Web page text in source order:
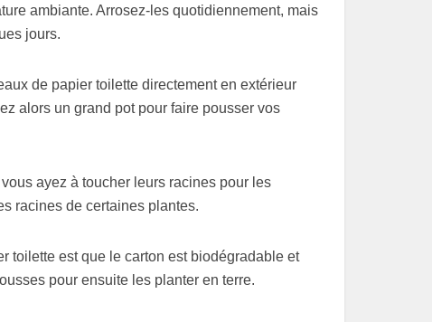
ambiante. Arrosez-les quotidiennement, mais
jours.
de papier toilette directement en extérieur
alors un grand pot pour faire pousser vos
ayez à toucher leurs racines pour les
racines de certaines plantes.
toilette est que le carton est biodégradable et
pour ensuite les planter en terre.